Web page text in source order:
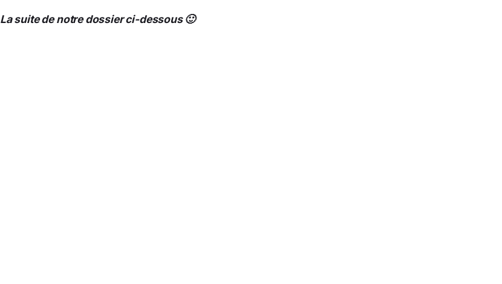
La suite de notre dossier ci-dessous 🙂